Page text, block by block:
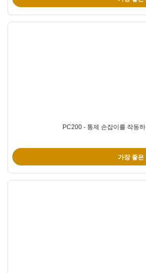
PC200 - 통제 손잡이를 작동
가장 좋은